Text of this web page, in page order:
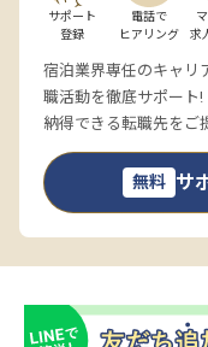
サポート
登録
電話で
ヒアリング
求
宿泊業界専任のキャリ
職活動を徹底サポート!
納得できる転職先をご
無料 サ